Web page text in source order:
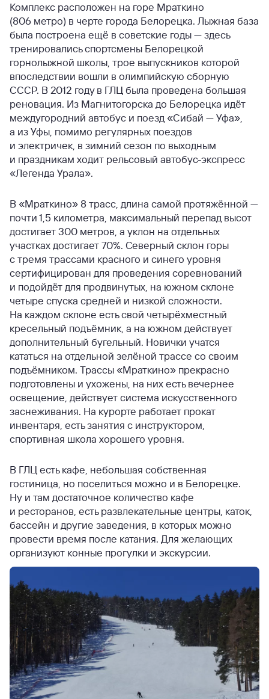
Комплекс расположен на горе Мраткино
(806 метро) в черте города Белорецка. Лыжная база
была построена ещё в советские годы — здесь
тренировались спортсмены Белорецкой
горнолыжной школы, трое выпускников которой
впоследствии вошли в олимпийскую сборную
СССР. В 2012 году в ГЛЦ была проведена большая
реновация. Из Магнитогорска до Белорецка идёт
междугородний автобус и поезд «Сибай — Уфа»,
а из Уфы, помимо регулярных поездов
и электричек, в зимний сезон по выходным
и праздникам ходит рельсовый автобус-экспресс
«Легенда Урала».
В «Мраткино» 8 трасс, длина самой протяжённой —
почти 1,5 километра, максимальный перепад высот
достигает 300 метров, а уклон на отдельных
участках достигает 70%. Северный склон горы
с тремя трассами красного и синего уровня
сертифицирован для проведения соревнований
и подойдёт для продвинутых, на южном склоне
четыре спуска средней и низкой сложности.
На каждом склоне есть свой четырёхместный
кресельный подъёмник, а на южном действует
дополнительный бугельный. Новички учатся
кататься на отдельной зелёной трассе со своим
подъёмником. Трассы «Мраткино» прекрасно
подготовлены и ухожены, на них есть вечернее
освещение, действует система искусственного
заснеживания. На курорте работает прокат
инвентаря, есть занятия с инструктором,
спортивная школа хорошего уровня.
В ГЛЦ есть кафе, небольшая собственная
гостиница, но поселиться можно и в Белорецке.
Ну и там достаточное количество кафе
и ресторанов, есть развлекательные центры, каток,
бассейн и другие заведения, в которых можно
провести время после катания. Для желающих
организуют конные прогулки и экскурсии.